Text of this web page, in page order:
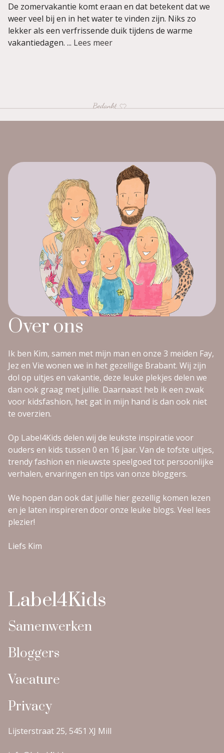
De zomervakantie komt eraan en dat betekent dat we
weer veel bij en in het water te vinden zijn. Niks zo
lekker als een verfrissende duik tijdens de warme
vakantiedagen. ... Lees meer
Over ons
Ik ben Kim, samen met mijn man en onze 3 meiden Fay,
Jez en Vie wonen we in het gezellige Brabant. Wij zijn
dol op uitjes en vakantie, deze leuke plekjes delen we
dan ook graag met jullie. Daarnaast heb ik een zwak
voor kidsfashion, het gat in mijn hand is dan ook niet
te overzien.
Op Label4Kids delen wij de leukste inspiratie voor
ouders en kids tussen 0 en 16 jaar. Van de tofste uitjes,
trendy fashion en nieuwste speelgoed tot persoonlijke
verhalen, ervaringen en tips van onze bloggers.
We hopen dan ook dat jullie hier gezellig komen lezen
en je laten inspireren door onze leuke blogs. Veel lees
plezier!
Liefs Kim
Label4Kids
Samenwerken
Bloggers
Vacature
Privacy
Lijsterstraat 25, 5451 XJ Mill